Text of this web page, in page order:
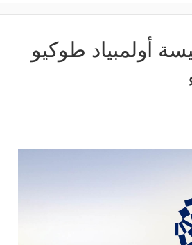
أولمبياد طوكيو